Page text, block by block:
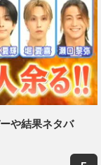
や結果ネタバ